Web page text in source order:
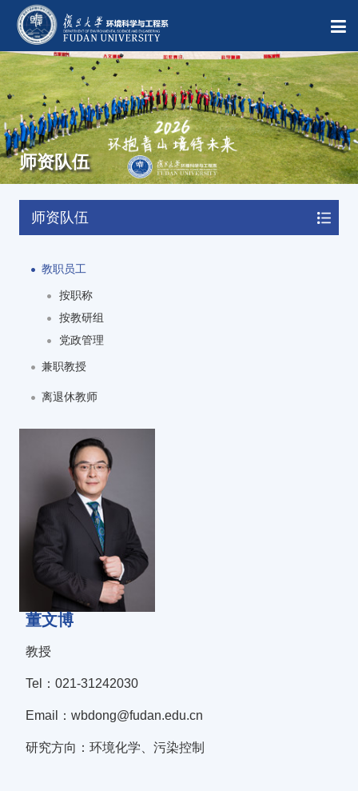
师资队伍
师资队伍
教职员工
按职称
按教研组
党政管理
兼职教授
离退休教师
董文博
教授
Tel：021-31242030
Email：wbdong@fudan.edu.cn
研究方向：环境化学、污染控制